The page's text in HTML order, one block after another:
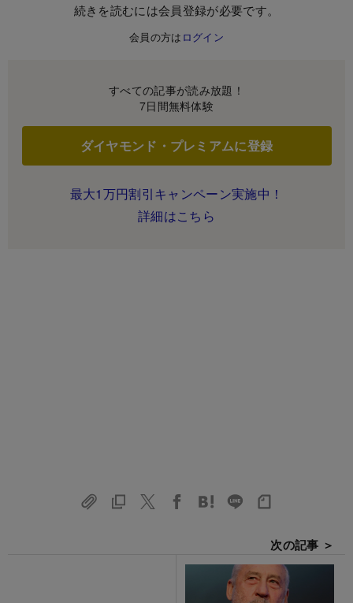
続きを読むには会員登録が必要です。
会員の方は ログイン
すべての記事が読み放題！
7日間無料体験
ダイヤモンド・プレミアムに登録
最大1万円割引キャンペーン実施中！
詳細はこちら
次の記事 ＞